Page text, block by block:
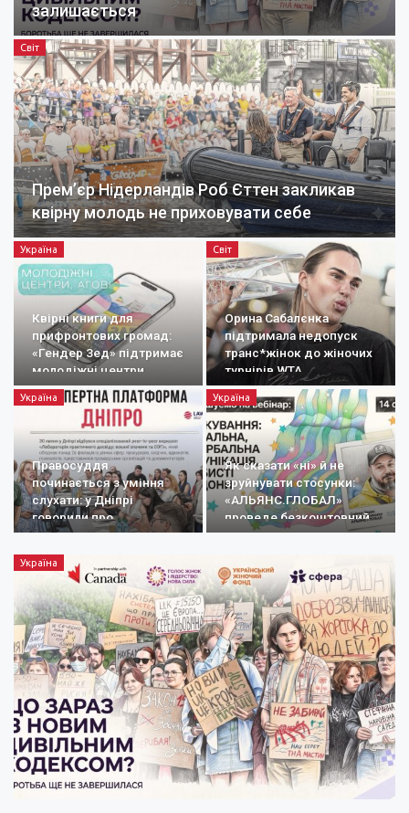
залишається
Світ
Прем’єр Нідерландів Роб Єттен закликав
квірну молодь не приховувати себе
Україна
Квірні книги для
прифронтових громад:
«Гендер Зед» підтримає
молодіжні центри
Світ
Орина Сабалєнка
підтримала недопуск
транс*жінок до жіночих
турнірів WTA
Україна
Правосуддя
починається з уміння
слухати: у Дніпрі
говорили про
документування
воєнних злочинів
проти…
Україна
Як сказати «ні» й не
зруйнувати стосунки:
«АЛЬЯНС.ГЛОБАЛ»
проведе безкоштовний
вебінар про…
Україна